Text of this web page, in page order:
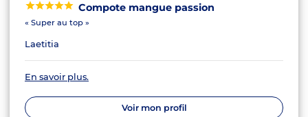
Compote mangue passion
« Super au top »
Laetitia
En savoir plus.
Voir mon profil